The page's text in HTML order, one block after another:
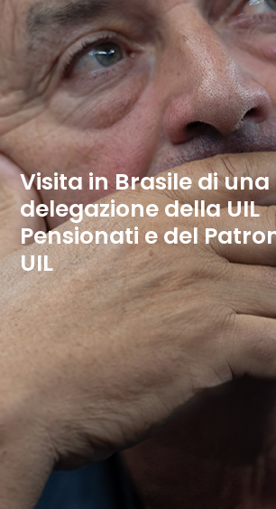
Visita in Brasile di una
delegazione della UIL
Pensionati e del
UIL